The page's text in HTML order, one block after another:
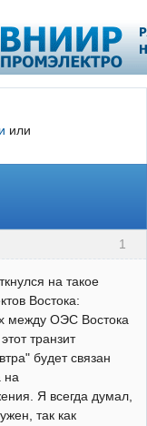
или
1
на такое
Востока:
между ОЭС Востока
транзит
будет связан
на
Я всегда думал,
так как